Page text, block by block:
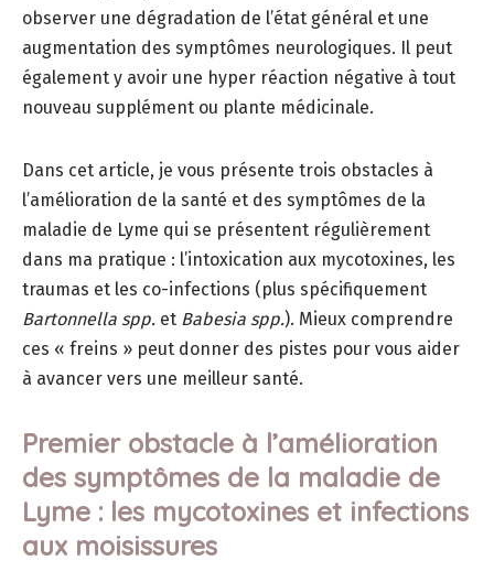
observer une dégradation de l’état général et une
augmentation des symptômes neurologiques. Il peut
également y avoir une hyper réaction négative à tout
nouveau supplément ou plante médicinale.
Dans cet article, je vous présente trois obstacles à
l’amélioration de la santé et des symptômes de la
maladie de Lyme qui se présentent régulièrement
dans ma pratique : l’intoxication aux mycotoxines, les
traumas et les co-infections (plus spécifiquement
Bartonnella spp. et Babesia spp.). Mieux comprendre
ces « freins » peut donner des pistes pour vous aider
à avancer vers une meilleur santé.
Premier obstacle à l’amélioration
des symptômes de la maladie de
Lyme : les mycotoxines et infections
aux moisissures